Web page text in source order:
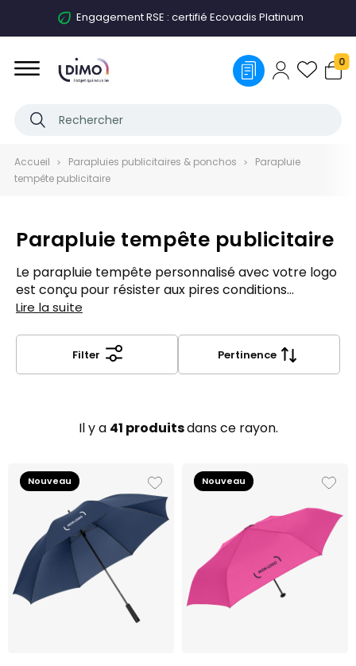
Accompagnement personnalisé
0
Accueil Parapluies publicitaires & ponchos
Parapluie
tempête publicitaire
Parapluie tempête publicitaire
Le parapluie tempête personnalisé avec votre logo
est conçu pour résister aux pires conditions
météorologiques, tout en mettant en avant l’image
structure renforcée et sa toile robuste, ce
parapluie devient un outil de communication
efficace, même sous les vents les plus forts.
Lire la suite
Filter Pertinence
Il y a 41 produitsdans ce rayon.
Nouveau Nouveau